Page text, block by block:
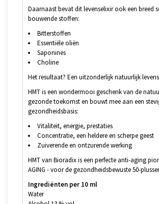
Daarnaast bevat dit levenselixir ook een breed
bouwende stoffen:
Bitterstoffen
Essentiële oliën
Saponines
Choline
Het resultaat? Een uitzonderlijk natuurlijk
HMT is een wondermooi geschenk van de
gezonde toekomst en bouwt mee aan een
gezondheidsbasis:
Vitaliteit, energie, prestaties
Concentratie, een heldere en scherpe geest
Zuiverende en ontzurende werking
HMT van Bioradix is een perfecte anti-aging
AGING - voor de gezondheidsbewuste 50-
Ingrediënten per 10 ml
Water